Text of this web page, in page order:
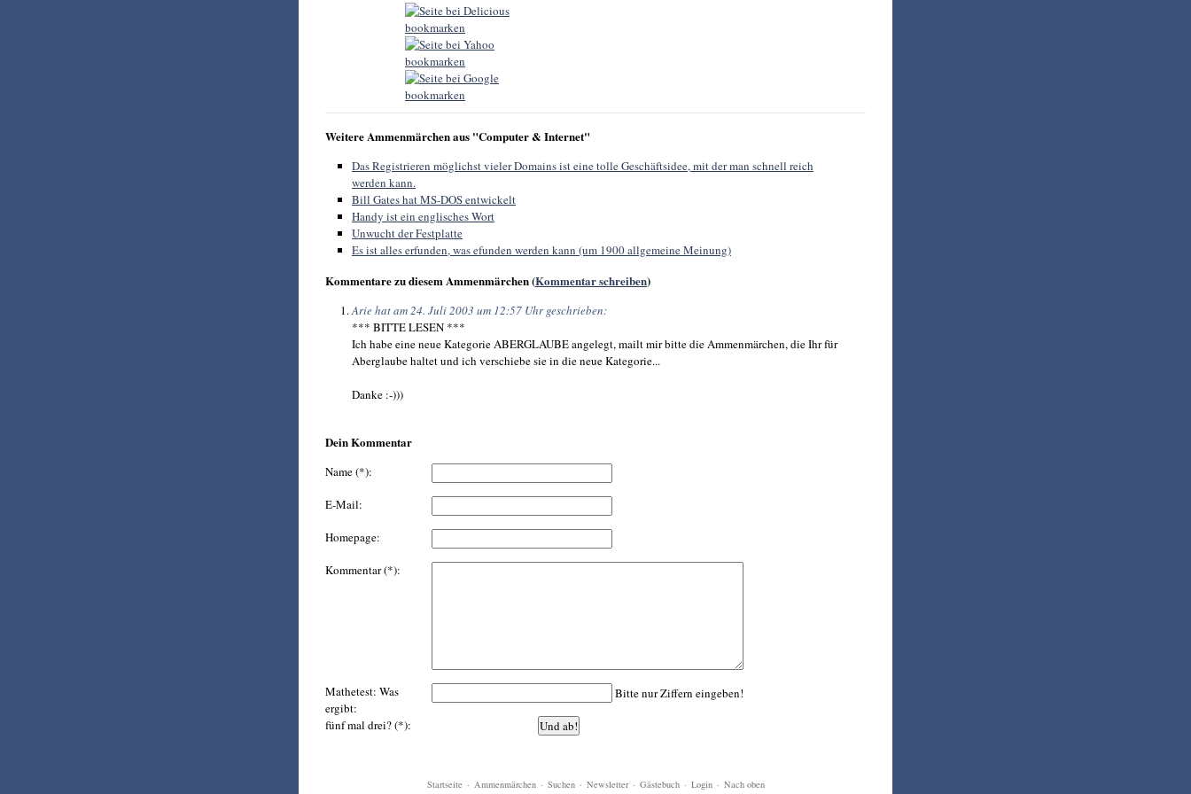
Weitere Ammenmärchen aus "Computer & Internet"
Das Registrieren möglichst vieler Domains ist eine tolle Geschäftsidee, mit der man schnell reich
werden kann.
Bill Gates hat MS-DOS entwickelt
Handy ist ein englisches Wort
Unwucht der Festplatte
Es ist alles erfunden, was efunden werden kann (um 1900 allgemeine Meinung)
Kommentare zu diesem Ammenmärchen (Kommentar schreiben)
Arie hat am 24. Juli 2003 um 12:57 Uhr geschrieben:
*** BITTE LESEN ***
Ich habe eine neue Kategorie ABERGLAUBE angelegt, mailt mir bitte die Ammenmärchen, die Ihr für
Aberglaube haltet und ich verschiebe sie in die neue Kategorie...
Danke :-)))
Dein Kommentar
Name (*):
E-Mail:
Homepage:
Kommentar (*):
Mathetest: Was
ergibt:
fünf mal drei? (*):
Bitte nur Ziffern eingeben!
Startseite · Ammenmärchen · Suchen · Newsletter · Gästebuch · Login · Nach oben